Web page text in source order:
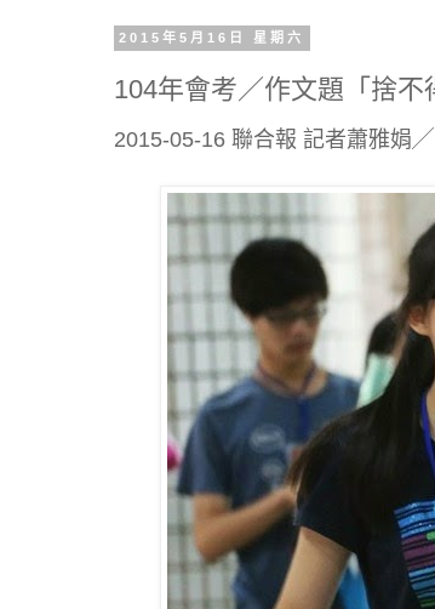
2015年5月16日 星期六
104年會考／作文題「捨
2015-05-16 聯合報 記者蕭雅娟